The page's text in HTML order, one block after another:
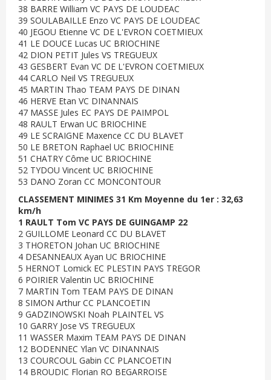
38 BARRE William VC PAYS DE LOUDEAC
39 SOULABAILLE Enzo VC PAYS DE LOUDEAC
40 JEGOU Etienne VC DE L'EVRON COETMIEUX
41 LE DOUCE Lucas UC BRIOCHINE
42 DION PETIT Jules VS TREGUEUX
43 GESBERT Evan VC DE L'EVRON COETMIEUX
44 CARLO Neil VS TREGUEUX
45 MARTIN Thao TEAM PAYS DE DINAN
46 HERVE Etan VC DINANNAIS
47 MASSE Jules EC PAYS DE PAIMPOL
48 RAULT Erwan UC BRIOCHINE
49 LE SCRAIGNE Maxence CC DU BLAVET
50 LE BRETON Raphael UC BRIOCHINE
51 CHATRY Côme UC BRIOCHINE
52 TYDOU Vincent UC BRIOCHINE
53 DANO Zoran CC MONCONTOUR
CLASSEMENT MINIMES 31 Km Moyenne du 1er : 32,63
km/h
1 RAULT Tom VC PAYS DE GUINGAMP 22
2 GUILLOME Leonard CC DU BLAVET
3 THORETON Johan UC BRIOCHINE
4 DESANNEAUX Ayan UC BRIOCHINE
5 HERNOT Lomick EC PLESTIN PAYS TREGOR
6 POIRIER Valentin UC BRIOCHINE
7 MARTIN Tom TEAM PAYS DE DINAN
8 SIMON Arthur CC PLANCOETIN
9 GADZINOWSKI Noah PLAINTEL VS
10 GARRY Jose VS TREGUEUX
11 WASSER Maxim TEAM PAYS DE DINAN
12 BODENNEC Ylan VC DINANNAIS
13 COURCOUL Gabin CC PLANCOETIN
14 BROUDIC Florian RO BEGARROISE